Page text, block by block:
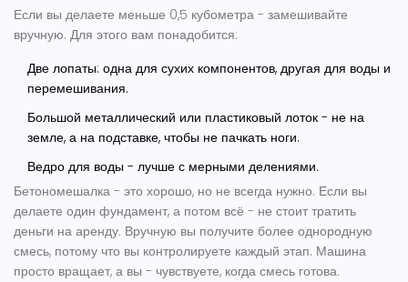
Если вы делаете меньше 0,5 кубометра - замешивайте
вручную. Для этого вам понадобится:
Две лопаты: одна для сухих компонентов, другая для воды и
перемешивания.
Большой металлический или пластиковый лоток - не на
земле, а на подставке, чтобы не пачкать ноги.
Ведро для воды - лучше с мерными делениями.
Бетономешалка - это хорошо, но не всегда нужно. Если вы
делаете один фундамент, а потом всё - не стоит тратить
деньги на аренду. Вручную вы получите более однородную
смесь, потому что вы контролируете каждый этап. Машина
просто вращает, а вы - чувствуете, когда смесь готова.